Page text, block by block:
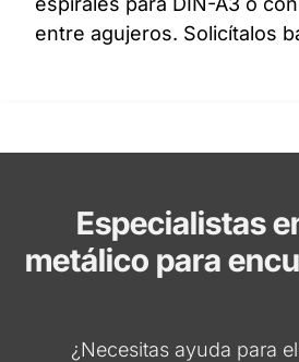
entre agujeros. Solicítalos
Especialistas
metálico para
¿Necesitas ayuda para